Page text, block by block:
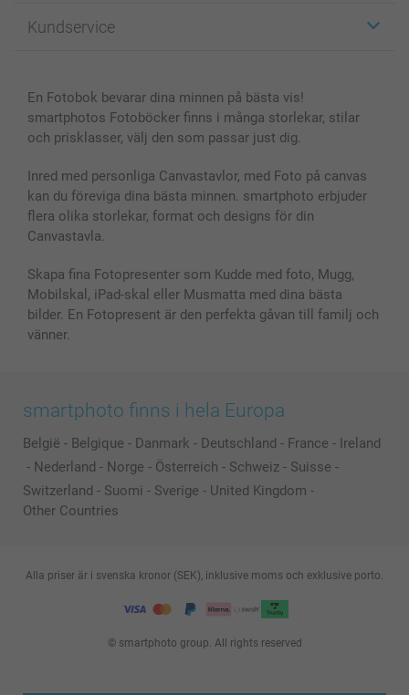
Fotoböcker
Skal till Mobil & Surfplatta
MyNameBook
Fotoramar & Tillbehör
Presentkort
Alla fotoprodukter
För affiliates
Sitemap
Villkor och garantier
Kundservice
smartbonus
Priser & betalning
En Fotobok bevarar dina minnen på bästa vis!
smartphotos Fotoböcker finns i många storlekar, stilar
och prisklasser, välj den som passar just dig.
Inred med personliga Canvastavlor, med Foto på canvas
kan du föreviga dina bästa minnen. smartphoto erbjuder
flera olika storlekar, format och designs för din
Canvastavla.
Skapa fina Fotopresenter som Kudde med foto, Mugg,
Mobilskal, iPad-skal eller Musmatta med dina bästa
bilder. En Fotopresent är den perfekta gåvan till familj och
vänner.
smartphoto finns i hela Europa
België - Belgique - Danmark - Deutschland - France - Ireland
- Nederland - Norge - Österreich - Schweiz - Suisse -
Switzerland - Suomi - Sverige - United Kingdom -
Other Countries
© smartphoto group. All rights reserved
Alla priser är i svenska kronor (SEK), inklusive moms och exklusive porto.